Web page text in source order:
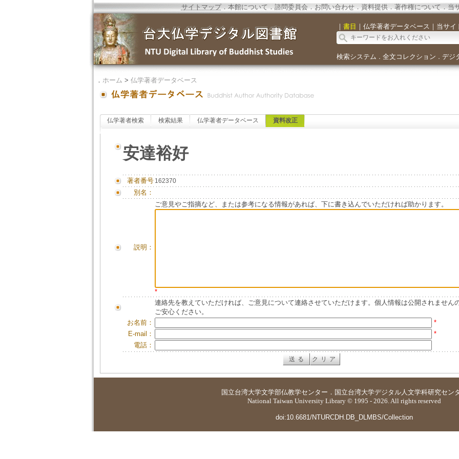
サイトマップ．本館について．諮問委員会． お問い合わせ． 資料提供．著作権について．当
｜ 書目 ｜ 仏学著者データベース ｜ 当サイ
検索システム ． 全文コレクション ． デジ
． ホーム > 仏学著者データベース
仏学著者検索 検索結果 仏学著者データベース 資料改正
安達裕好
著者番号 162370
別名：
説明：
ご意見やご指摘など、または参考になる情報があれば、下に書き込んでいただければ助かります。
*
連絡先を教えていただければ、ご意見について連絡させていただけます。個人情報は公開されません
ご安心ください。
お名前：
*
E-mail：
*
電話：
国立台湾大学文学部仏教学センター ． 国立台湾大学デジタル人文学科研究セン
National Taiwan University Library © 1995 - 2026. All rights reserved
doi:10.6681/NTURCDH.DB_DLMBS/Collection